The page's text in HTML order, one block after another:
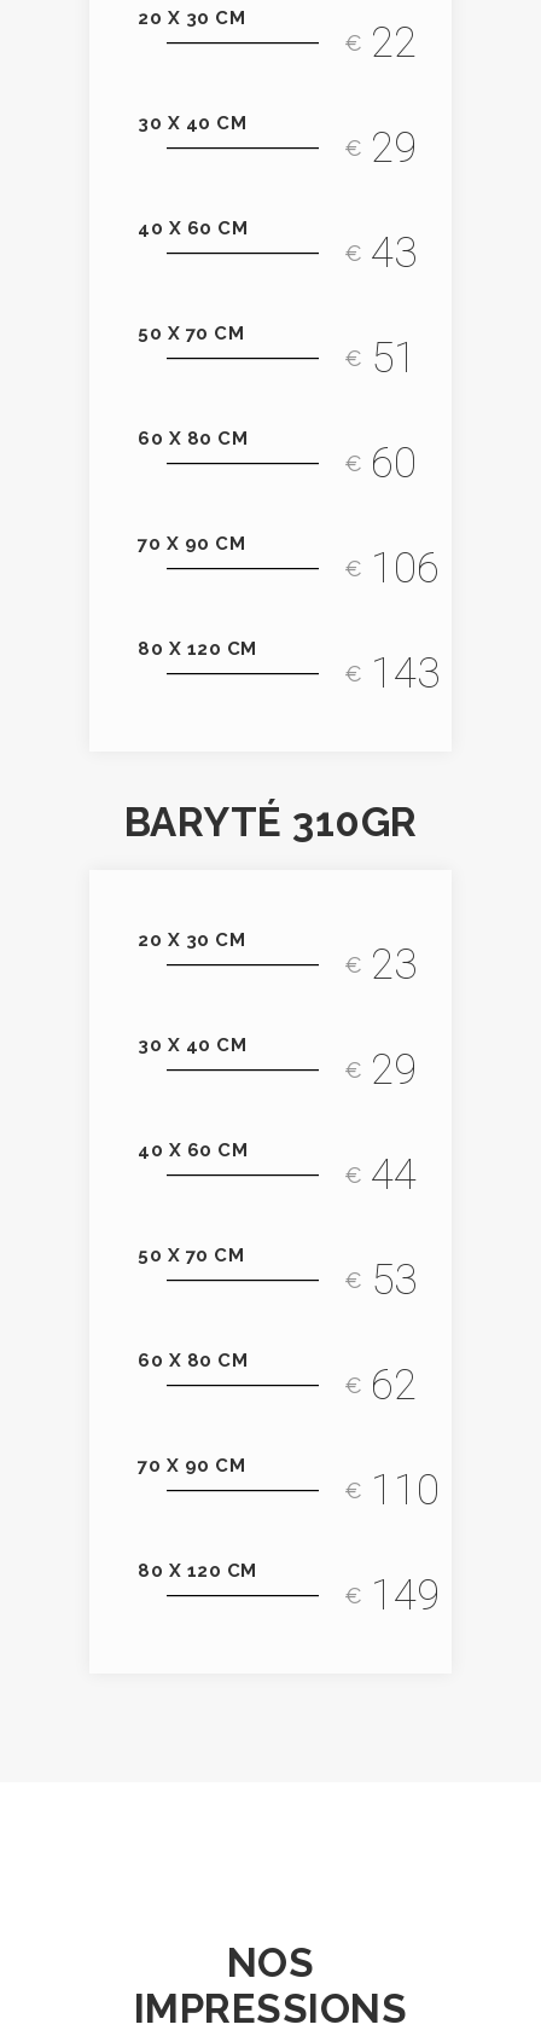
20 X 30 CM
€ 22
30 X 40 CM
€ 29
40 X 60 CM
€ 43
50 X 70 CM
€ 51
60 X 80 CM
€ 60
70 X 90 CM
€ 106
80 X 120 CM
€ 143
BARYTÉ 310GR
20 X 30 CM
€ 23
30 X 40 CM
€ 29
40 X 60 CM
€ 44
50 X 70 CM
€ 53
60 X 80 CM
€ 62
70 X 90 CM
€ 110
80 X 120 CM
€ 149
NOS
IMPRESSIONS